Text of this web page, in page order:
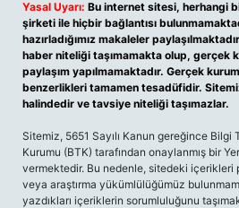
Yasal Uyarı: Bu internet sitesi, herhangi
şirketi ile hiçbir bağlantısı
hazırladığımız makaleler
haber niteliği taşımamakta olup, gerçek
paylaşım yapılmamaktadır. Gerçek
benzerlikleri tamamen tesadüfidir.
halindedir ve tavsiye niteliği taşımazlar.
Sitemiz, 5651 Sayılı Kanun gereğince
Kurumu (BTK) tarafından onaylanmış bir
vermektedir. Bu nedenle, sitedeki
veya araştırma yükümlülüğümüz
yazdıkları içeriklerin sorumluluğunu